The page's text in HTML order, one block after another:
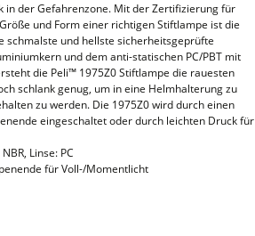
in der Gefahrenzone. Mit der Zertifizierung für
und Form einer richtigen Stiftlampe ist die
schmalste und hellste sicherheitsgeprüfte
und dem anti-statischen PC/PBT mit
die Peli™ 1975Z0 Stiftlampe die rauesten
schlank genug, um in eine Helmhalterung zu
zu werden. Die 1975Z0 wird durch einen
eingeschaltet oder durch leichten Druck für
Linse: PC
für Voll-/Momentlicht